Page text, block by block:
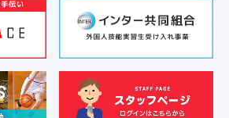
お気軽にご相談ください